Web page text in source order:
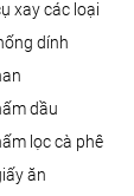
xay các loại
dính
dầu
lọc cà phê
ăn